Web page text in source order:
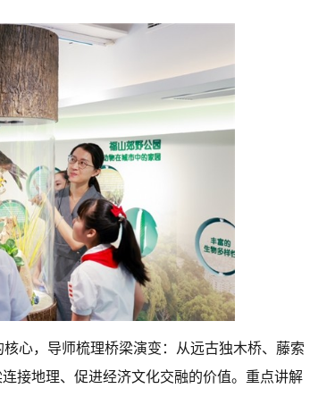
心，导师梳理桥梁演变：从远古独木桥、藤索
接地理、促进经济文化交融的价值。重点讲解